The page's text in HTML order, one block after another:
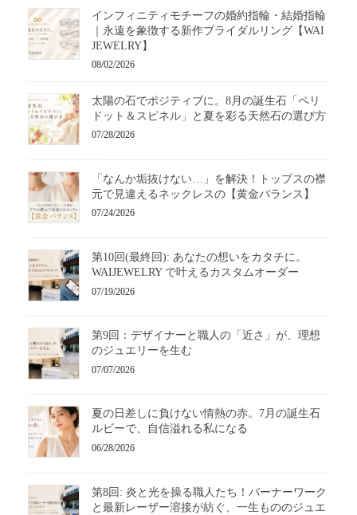
送
り
インフィニティモチーフの婚約指輪・結婚指輪
｜永遠を象徴する新作ブライダルリング【WAI
JEWELRY】
08/02/2026
太陽の石でポジティブに。8月の誕生石「ペリ
ドット＆スピネル」と夏を彩る天然石の選び方
07/28/2026
「なんか垢抜けない…」を解決！トップスの襟
元で見違えるネックレスの【黄金バランス】
07/24/2026
第10回(最終回): あなたの想いをカタチに。
WAIJEWELRY で叶えるカスタムオーダー
07/19/2026
第9回：デザイナーと職人の「近さ」が、理想
のジュエリーを生む
07/07/2026
夏の日差しに負けない情熱の赤。7月の誕生石
ルビーで、自信溢れる私になる
06/28/2026
第8回: 炎と光を操る職人たち！バーナーワーク
と最新レーザー溶接が紡ぐ、一生もののジュエ